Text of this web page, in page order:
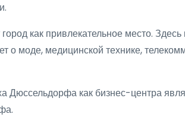
как привлекательное место.
о моде, медицинской технике,
Дюссельдорфа как бизнес-центра